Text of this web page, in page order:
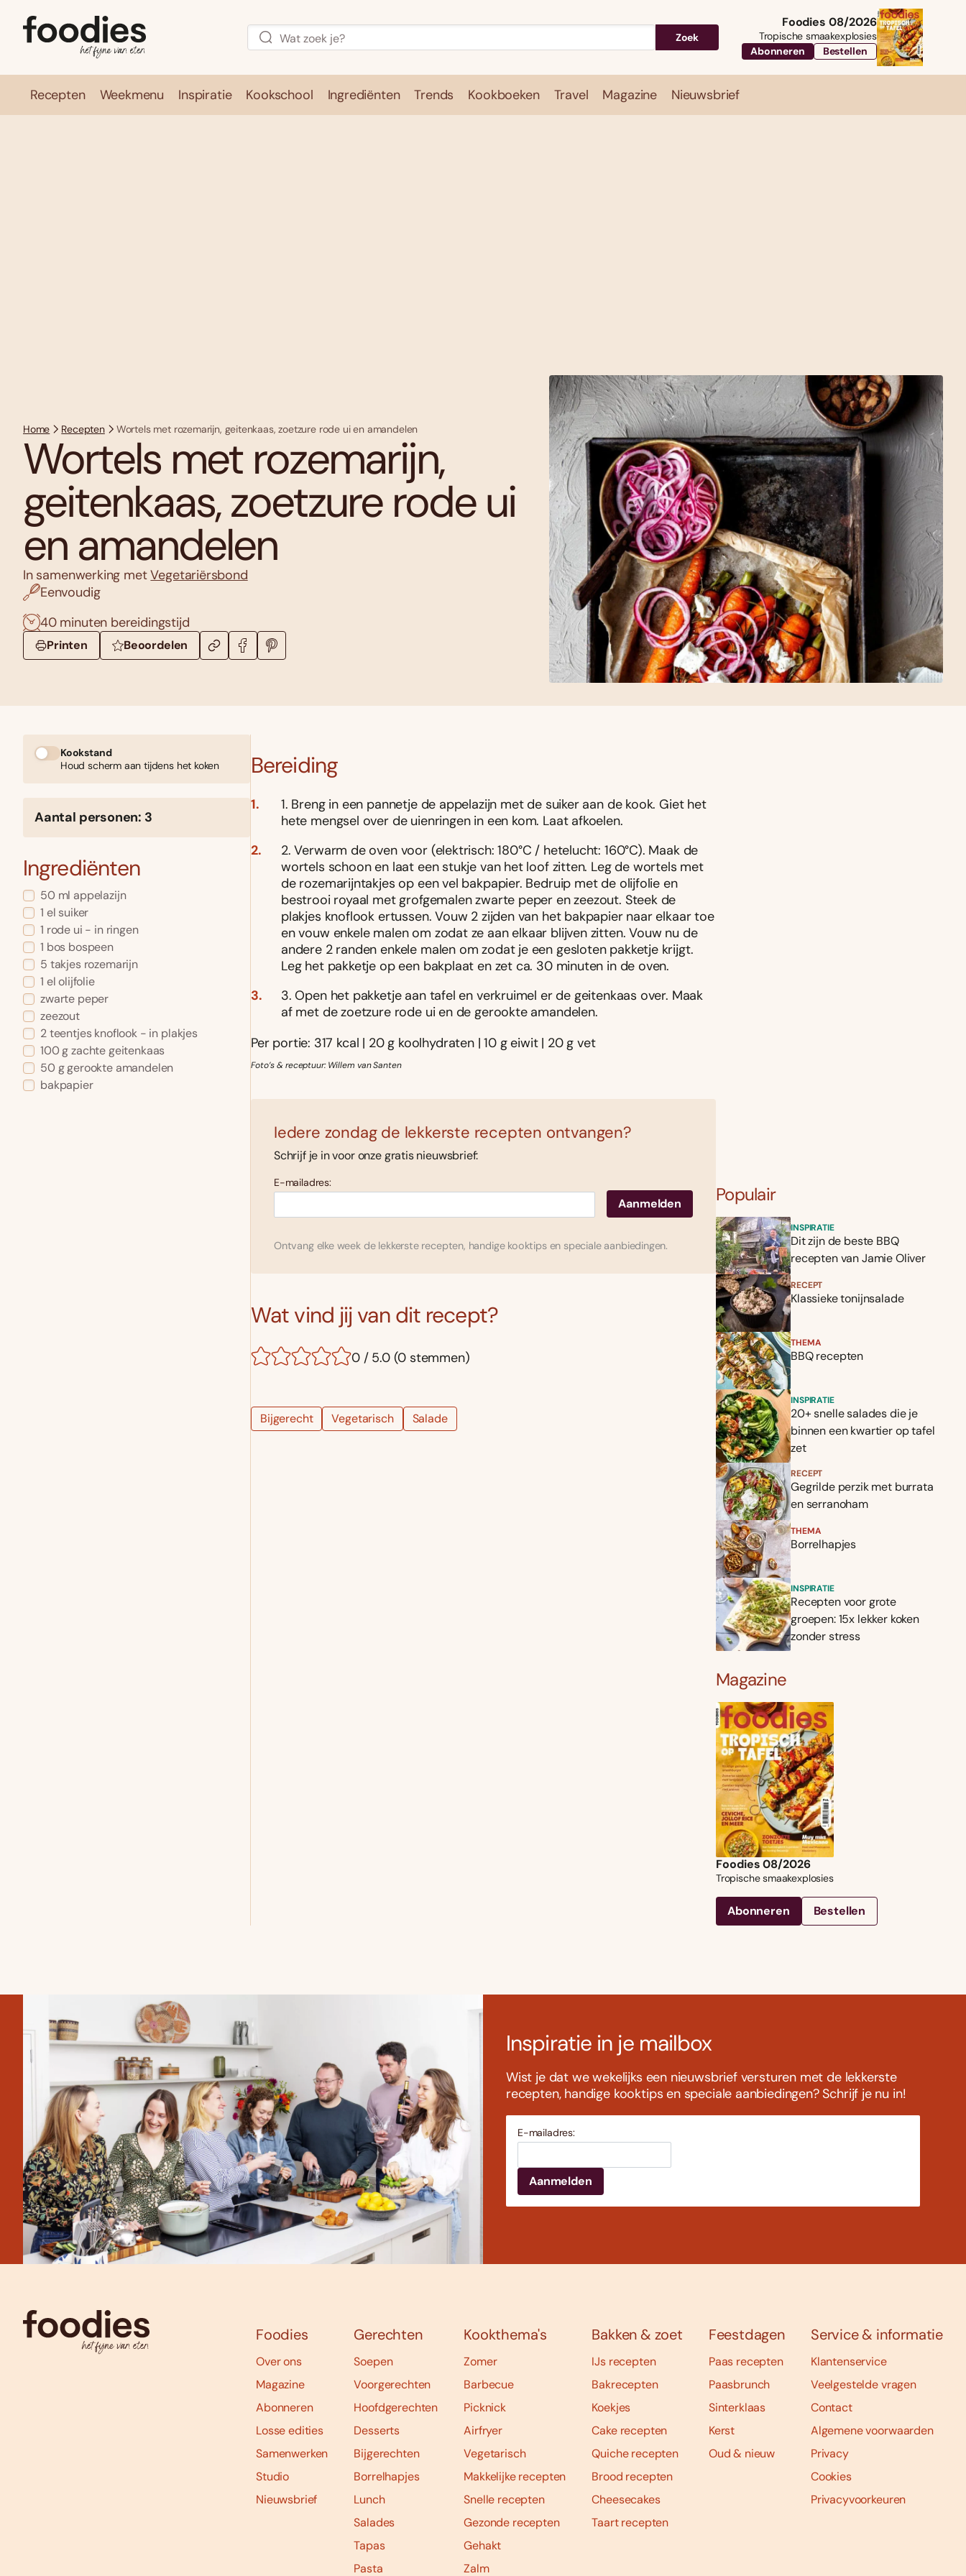
Zoek
Foodies 08/2026
Tropische smaakexplosies
Abonneren
Bestellen
Recepten Weekmenu Inspiratie Kookschool Ingrediënten Trends Kookboeken Travel Magazine Nieuwsbrief
Home Recepten Wortels met rozemarijn, geitenkaas, zoetzure rode ui en amandelen
Wortels met rozemarijn,
geitenkaas, zoetzure rode ui
en amandelen
In samenwerking metVegetariërsbond
Eenvoudig
40 minuten bereidingstijd
Printen Beoordelen
Kookstand
Houd scherm aan tijdens het koken
Aantal personen: 3
Ingrediënten
50 ml appelazijn
1 el suiker
1 rode ui - in ringen
1 bos bospeen
5 takjes rozemarijn
1 el olijfolie
zwarte peper
zeezout
2 teentjes knoflook - in plakjes
100 g zachte geitenkaas
50 g gerookte amandelen
bakpapier
Bereiding
1. Breng in een pannetje de appelazijn met de suiker aan de kook. Giet het
hete mengsel over de uienringen in een kom. Laat afkoelen.
2. Verwarm de oven voor (elektrisch: 180°C / hetelucht: 160°C). Maak de
wortels schoon en laat een stukje van het loof zitten. Leg de wortels met
de rozemarijntakjes op een vel bakpapier. Bedruip met de olijfolie en
bestrooi royaal met grofgemalen zwarte peper en zeezout. Steek de
plakjes knoflook ertussen. Vouw 2 zijden van het bakpapier naar elkaar toe
en vouw enkele malen om zodat ze aan elkaar blijven zitten. Vouw nu de
andere 2 randen enkele malen om zodat je een gesloten pakketje krijgt.
Leg het pakketje op een bakplaat en zet ca. 30 minuten in de oven.
3. Open het pakketje aan tafel en verkruimel er de geitenkaas over. Maak
af met de zoetzure rode ui en de gerookte amandelen.
Per portie: 317 kcal | 20 g koolhydraten | 10 g eiwit | 20 g vet
Foto’s & receptuur: Willem van Santen
Iedere zondag de lekkerste recepten ontvangen?
Schrijf je in voor onze gratis nieuwsbrief:
E-mailadres:
Ontvang elke week de lekkerste recepten, handige kooktips en speciale aanbiedingen.
Wat vind jij van dit recept?
0 / 5.0 (0 stemmen)
Bijgerecht Vegetarisch Salade
Populair
INSPIRATIE
Dit zijn de beste BBQ
recepten van Jamie Oliver
RECEPT
Klassieke tonijnsalade
THEMA
BBQ recepten
INSPIRATIE
20+ snelle salades die je
binnen een kwartier op tafel
zet
RECEPT
Gegrilde perzik met burrata
en serranoham
THEMA
Borrelhapjes
INSPIRATIE
Recepten voor grote
groepen: 15x lekker koken
zonder stress
Magazine
Foodies 08/2026
Tropische smaakexplosies
Abonneren Bestellen
Inspiratie in je mailbox
Wist je dat we wekelijks een nieuwsbrief versturen met de lekkerste
recepten, handige kooktips en speciale aanbiedingen? Schrijf je nu in!
E-mailadres:
Foodies
Over ons
Magazine
Abonneren
Losse edities
Samenwerken
Studio
Nieuwsbrief
Gerechten
Soepen
Voorgerechten
Hoofdgerechten
Desserts
Bijgerechten
Borrelhapjes
Lunch
Salades
Tapas
Pasta
Kookthema's
Zomer
Barbecue
Picknick
Airfryer
Vegetarisch
Makkelijke recepten
Snelle recepten
Gezonde recepten
Gehakt
Zalm
Bakken & zoet
IJs recepten
Bakrecepten
Koekjes
Cake recepten
Quiche recepten
Brood recepten
Cheesecakes
Taart recepten
Feestdagen
Paas recepten
Paasbrunch
Sinterklaas
Kerst
Oud & nieuw
Service & informatie
Klantenservice
Veelgestelde vragen
Contact
Algemene voorwaarden
Privacy
Cookies
Privacyvoorkeuren